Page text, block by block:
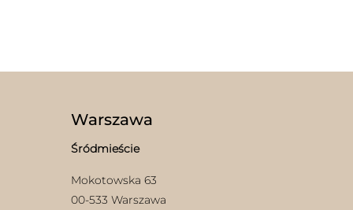
Warszawa
Śródmieście
Mokotowska 63
00-533 Warszawa